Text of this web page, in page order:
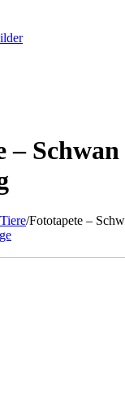
– Schwan
Tiere/Fototapete –